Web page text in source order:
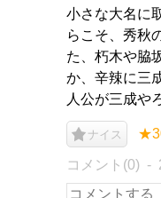
小さな大名に
らこそ、秀秋
た、朽木や脇
か、辛辣に三
人公が三成や
ナイス
コメント(0)